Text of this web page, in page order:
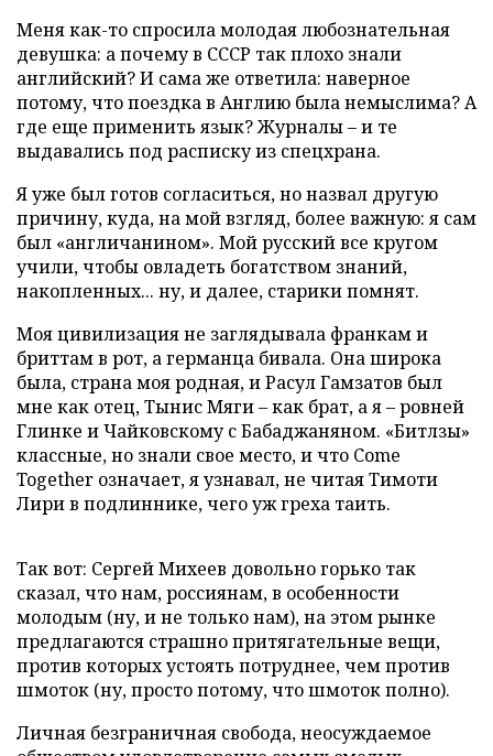
Меня как-то спросила молодая любознательная
девушка: а почему в СССР так плохо знали
английский? И сама же ответила: наверное
потому, что поездка в Англию была немыслима? А
где еще применить язык? Журналы – и те
выдавались под расписку из спецхрана.
Я уже был готов согласиться, но назвал другую
причину, куда, на мой взгляд, более важную: я сам
был «англичанином». Мой русский все кругом
учили, чтобы овладеть богатством знаний,
накопленных... ну, и далее, старики помнят.
Моя цивилизация не заглядывала франкам и
бриттам в рот, а германца бивала. Она широка
была, страна моя родная, и Расул Гамзатов был
мне как отец, Тынис Мяги – как брат, а я – ровней
Глинке и Чайковскому с Бабаджаняном. «Битлзы»
классные, но знали свое место, и что Come
Together означает, я узнавал, не читая Тимоти
Лири в подлиннике, чего уж греха таить.
Так вот: Сергей Михеев довольно горько так
сказал, что нам, россиянам, в особенности
молодым (ну, и не только нам), на этом рынке
предлагаются страшно притягательные вещи,
против которых устоять потруднее, чем против
шмоток (ну, просто потому, что шмоток полно).
Личная безграничная свобода, неосуждаемое